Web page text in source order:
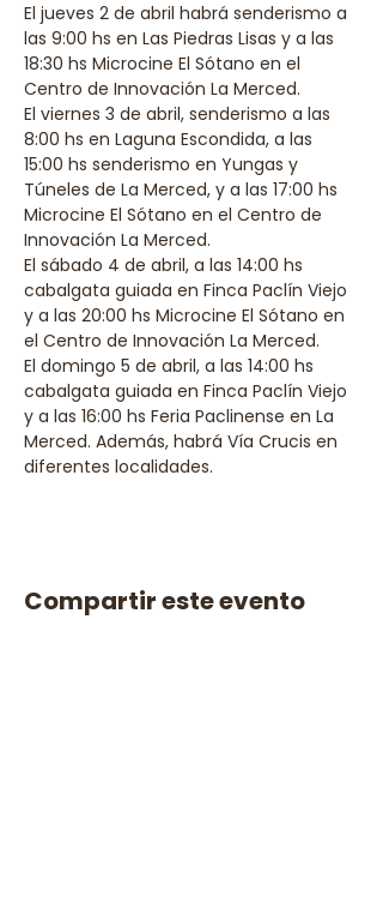
El jueves 2 de abril habrá senderismo a
las 9:00 hs en Las Piedras Lisas y a las
18:30 hs Microcine El Sótano en el
Centro de Innovación La Merced.
El viernes 3 de abril, senderismo a las
8:00 hs en Laguna Escondida, a las
15:00 hs senderismo en Yungas y
Túneles de La Merced, y a las 17:00 hs
Microcine El Sótano en el Centro de
Innovación La Merced.
El sábado 4 de abril, a las 14:00 hs
cabalgata guiada en Finca Paclín Viejo
y a las 20:00 hs Microcine El Sótano en
el Centro de Innovación La Merced.
El domingo 5 de abril, a las 14:00 hs
cabalgata guiada en Finca Paclín Viejo
y a las 16:00 hs Feria Paclinense en La
Merced. Además, habrá Vía Crucis en
diferentes localidades.
Compartir este evento